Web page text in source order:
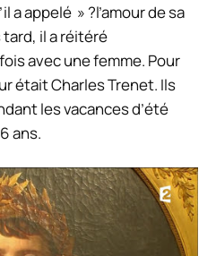
a appelé » ?l’amour de sa
il a réitéré
avec une femme. Pour
était Charles Trenet. Ils
les vacances d’été
ans.